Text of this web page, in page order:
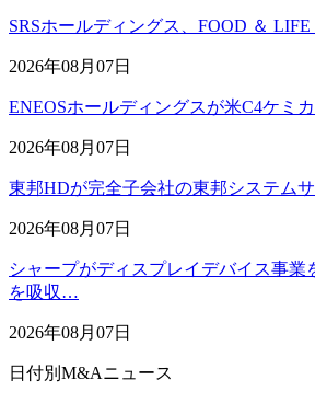
SRSホールディングス、FOOD ＆
2026年08月07日
ENEOSホールディングスが米C4ケミ
2026年08月07日
東邦HDが完全子会社の東邦システム
2026年08月07日
シャープがディスプレイデバイス事業
を吸収…
2026年08月07日
日付別M&Aニュース